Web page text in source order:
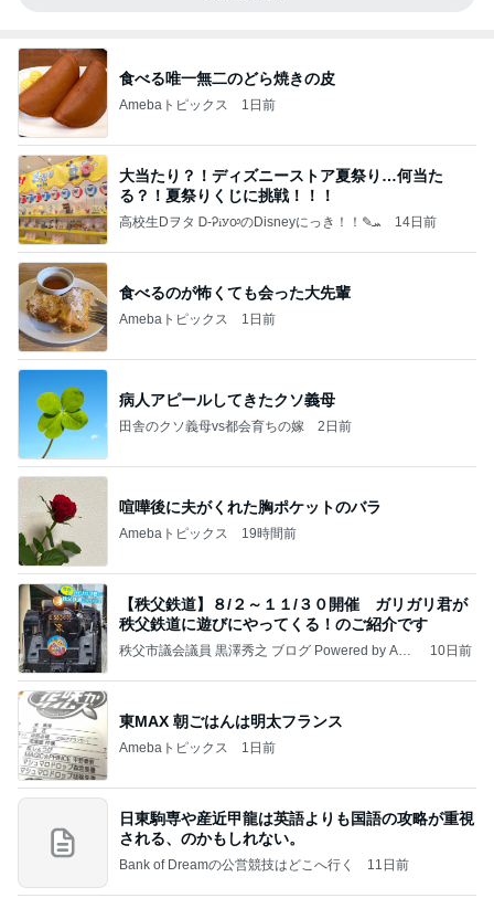
食べる唯一無二のどら焼きの皮
Amebaトピックス 1日前
大当たり？！ディズニーストア夏祭り…何当た
る？！夏祭りくじに挑戦！！！
高校生Dヲタ Ꭰ-ᎮꭵꭹꭴのDisneyにっき！！✎ܚ 14日前
食べるのが怖くても会った大先輩
Amebaトピックス 1日前
病人アピールしてきたクソ義母
田舎のクソ義母vs都会育ちの嫁 2日前
喧嘩後に夫がくれた胸ポケットのバラ
Amebaトピックス 19時間前
【秩父鉄道】８/２～１１/３０開催 ガリガリ君が
秩父鉄道に遊びにやってくる！のご紹介です
秩父市議会議員 黒澤秀之 ブログ Powered by Ame
10日前
東MAX 朝ごはんは明太フランス
Amebaトピックス 1日前
日東駒専や産近甲龍は英語よりも国語の攻略が重視
される、のかもしれない。
Bank of Dreamの公営競技はどこへ行く 11日前